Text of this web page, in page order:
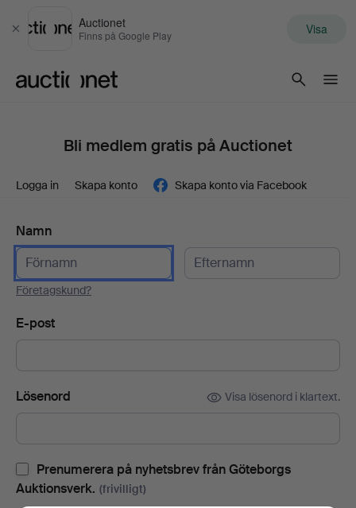
Stäng
Auctionet
Finns på Google Play Visa
Bli medlem gratis på Auctionet
Logga in Skapa konto Skapa konto via Facebook
Namn
Företagskund?
E-post
Lösenord Visa lösenord i klartext.
Prenumerera på nyhetsbrev från Göteborgs
Auktionsverk. (frivilligt)